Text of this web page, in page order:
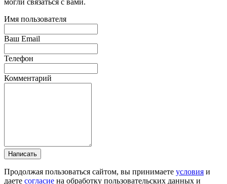
могли связаться с вами.
Имя пользователя
Ваш Email
Телефон
Комментарий
Написать
Продолжая пользоваться сайтом, вы принимаете условия и
даете согласие на обработку пользовательских данных и